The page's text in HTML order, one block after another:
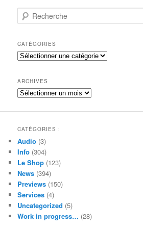
e
h
e
r
h
e
CATÉGORIES
Catégories
ARCHIVES
Archives
CATÉGORIES :
Audio (3)
Info (304)
Le Shop (123)
News (394)
Previews (150)
Services (4)
Uncategorized (5)
Work in progress… (28)